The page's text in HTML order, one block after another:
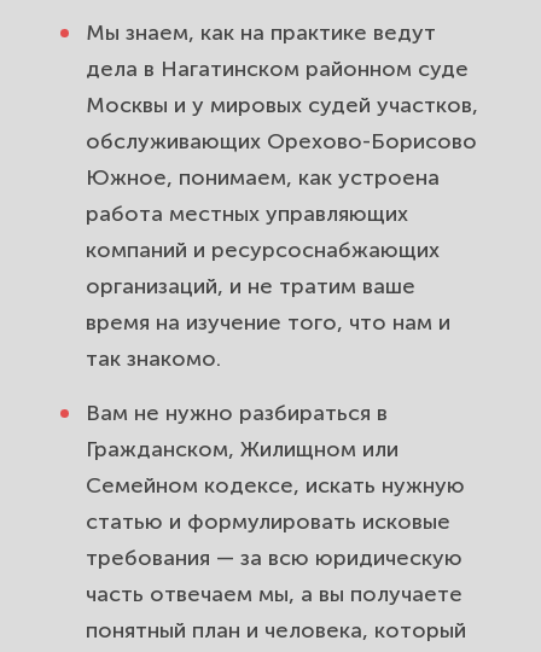
Орехово-Борисово Южное.
Защитим участок, границы и
Выезд юриста по району Орехово-
Борисово Южное и консультации
онлайн. Помощь рядом с домом.
Полный спектр юридических услуг
Мы знаем, как на практике ведут
дела в Нагатинском районном суде
Москвы и у мировых судей участков,
обслуживающих Орехово-Борисово
Южное, понимаем, как устроена
работа местных управляющих
компаний и ресурсоснабжающих
организаций, и не тратим ваше
время на изучение того, что нам и
так знакомо.
Вам не нужно разбираться в
Гражданском, Жилищном или
Семейном кодексе, искать нужную
статью и формулировать исковые
требования — за всю юридическую
часть отвечаем мы, а вы получаете
понятный план и человека, который